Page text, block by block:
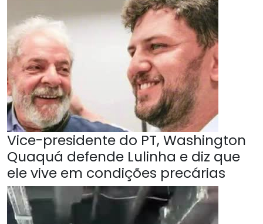
Vice-presidente do PT, Washington
Quaquá defende Lulinha e diz que
ele vive em condições precárias